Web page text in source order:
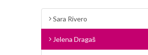
Sara Rivero
Jelena Dragaš